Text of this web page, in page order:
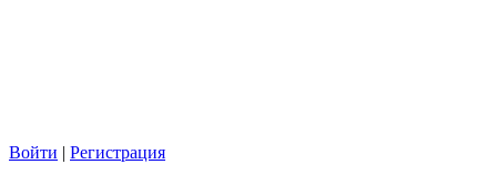
Войти | Регистрация